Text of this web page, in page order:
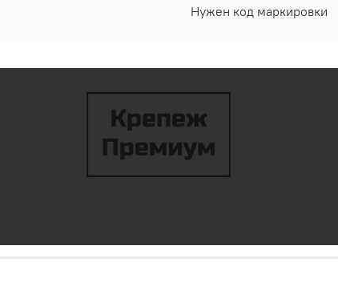
Нужен код маркировки